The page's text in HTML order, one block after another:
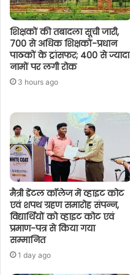
शिक्षकों की तबादला सूची जारी,
700 से अधिक शिक्षकों-प्रधान
पाठकों के ट्रांसफर; 400 से ज्यादा
नामों पर लगी रोक
3 hours ago
मैत्री डेंटल कॉलेज में व्हाइट कोट
एवं शपथ ग्रहण समारोह संपन्न,
विद्यार्थियों को व्हाइट कोट एवं
प्रमाण-पत्र से किया गया
सम्मानित
1 day ago